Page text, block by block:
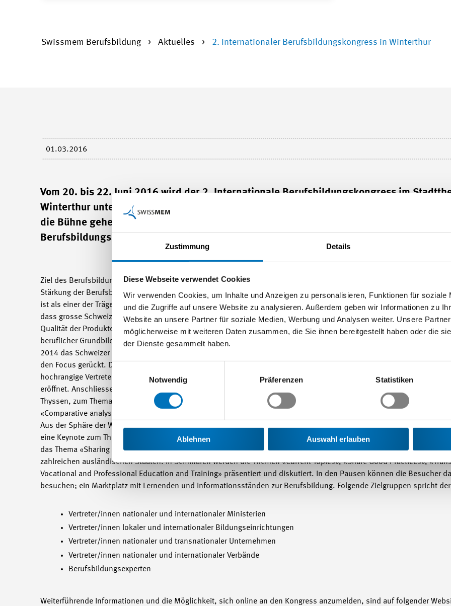
Zustimmung Details
Diese Webseite verwendet Cookies
Wir verwenden Cookies, um Inhalte und Anzeigen zu personalisieren, Funktionen für soziale
und die Zugriffe auf unsere Website zu analysieren. Außerdem geben wir Informationen zu
Website an unsere Partner für soziale Medien, Werbung und Analysen weiter. Unsere
möglicherweise mit weiteren Daten zusammen, die Sie ihnen bereitgestellt haben oder die
der Dienste gesammelt haben.
Einwilligungsauswahl
Notwendig
Präferenzen Statistiken
Ablehnen Auswahl erlauben
Swissmem Berufsbildung Aktuelles 2. Internationaler Berufsbildungskongress in Winterthur
01.03.2016
Vom 20. bis 22. Juni 2016 wird der 2. Internationale Berufsbildungskongress im
Winterthur unter dem Motto «Dank Kompetenzen zu Wohlstand – Erfolgselemente
die Bühne gehen. Im Mittelpunkt des Programms steht der internationale Austausch über
Berufsbildungssysteme.
Ziel des Berufsbildungskongresses ist, eine Plattform für Netzwerke und Dialoge zu bieten. Der Austausch von
Stärkung der Berufsbildung und von «Good Practice» auf internationaler Ebene bildet den Grundgedanken dieser
ist als einer der Träger des Kongresses an der Konzeption und der Durchführung des Kongresses beteiligt. Das
dass grosse Schweizer Firmen in ihren internationalen Standorten Bildungsbedürfnisse haben, um die Effizienz ihrer
Qualität der Produkte auf einem hohen Niveau halten zu können. Swissmem unterstützt ihre Mitgliedfirmen durch die
beruflicher Grundbildungen im Ausland und das Angebot webbasierter Ausbildungsmedien. Nachdem im Rahmen des
2014 das Schweizer Berufsbildungssystem im Zentrum stand, werden Erfahrungen im Bereich der Berufsbildung in
den Focus gerückt. Dabei wird Wert darauf gelegt, dass die Berufsbildung ein nachfrageorientiertes System darstellt.
hochrangige Vertreter der Wirtschaft zu Grundsatzreferaten eingeladen worden. Der Kongress wird durch Bundesrat
eröffnet. Anschliessend referiert die EU-Kommissarin für Beschäftigung, Soziales, Qualifikation und
Thyssen, zum Thema «Skills and Economic prosperity in the European Union». Frau Dr. Ursula Renold (KOF, ETHZ) wird
«Comparative analyses of education systems: possible areas of cooperation» vorstellen.
Aus der Sphäre der Wirtschaft wird der CEO des brasilianischen Maschinenherstellers Indústrias Romi S.A., Herr Luiz
eine Keynote zum Thema «Impact of VPET on Economic Success» halten. Der Präsident der DMG Mori (Japan), Dr.
das Thema «Sharing Elements of Success» referieren. Der 2. Kongresstag gilt ganz dem Austausch von Erfahrungen
zahlreichen ausländischen Staaten. In Seminaren werden die Themen «Current Topics», «Share Good Practices»,
Vocational and Professional Education and Training» präsentiert und diskutiert. In den Pausen können die Besucher
besuchen; ein Marktplatz mit Lernenden und Informationsständen zur Berufsbildung. Folgende Zielgruppen spricht
Vertreter/innen nationaler und internationaler Ministerien
Vertreter/innen lokaler und internationaler Bildungseinrichtungen
Vertreter/innen nationaler und transnationaler Unternehmen
Vertreter/innen nationaler und internationaler Verbände
Berufsbildungsexperten
Weiterführende Informationen und die Möglichkeit, sich online an den Kongress anzumelden, sind auf folgender